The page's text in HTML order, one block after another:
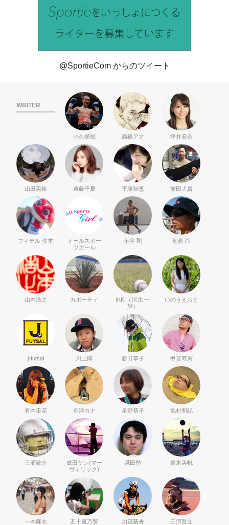
@SportieCom からのツイート
WRITER
小久保聡 高橋アオ 坪井安奈
山田晃裕 遠藤千夏 平塚智恵 前田大貴
フィデル 住本
オールスポー
ツガール
角谷 剛 朝倉 尚
山本浩之 カポーティ
IKKI（川北 一
輝）
いのうえおと
j-futsal 川上惇 新田草子 甲斐寿憲
有本圭花 舟津カナ 星野恭子 池村和紀
三浦敬介
成田ケン(マー
ヴェリック)
県田勢 青木美帆
一本麻衣 五十嵐万智 加茂基香 三河賢文